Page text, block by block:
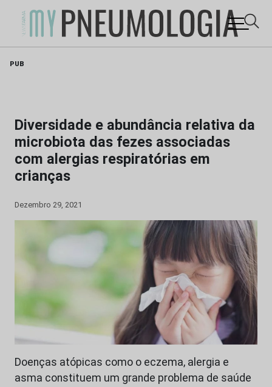
PUB
Diversidade e abundância relativa da
microbiota das fezes associadas
com alergias respiratórias em
crianças
Dezembro 29, 2021
Doenças atópicas como o eczema, alergia e
asma constituem um grande problema de saúde